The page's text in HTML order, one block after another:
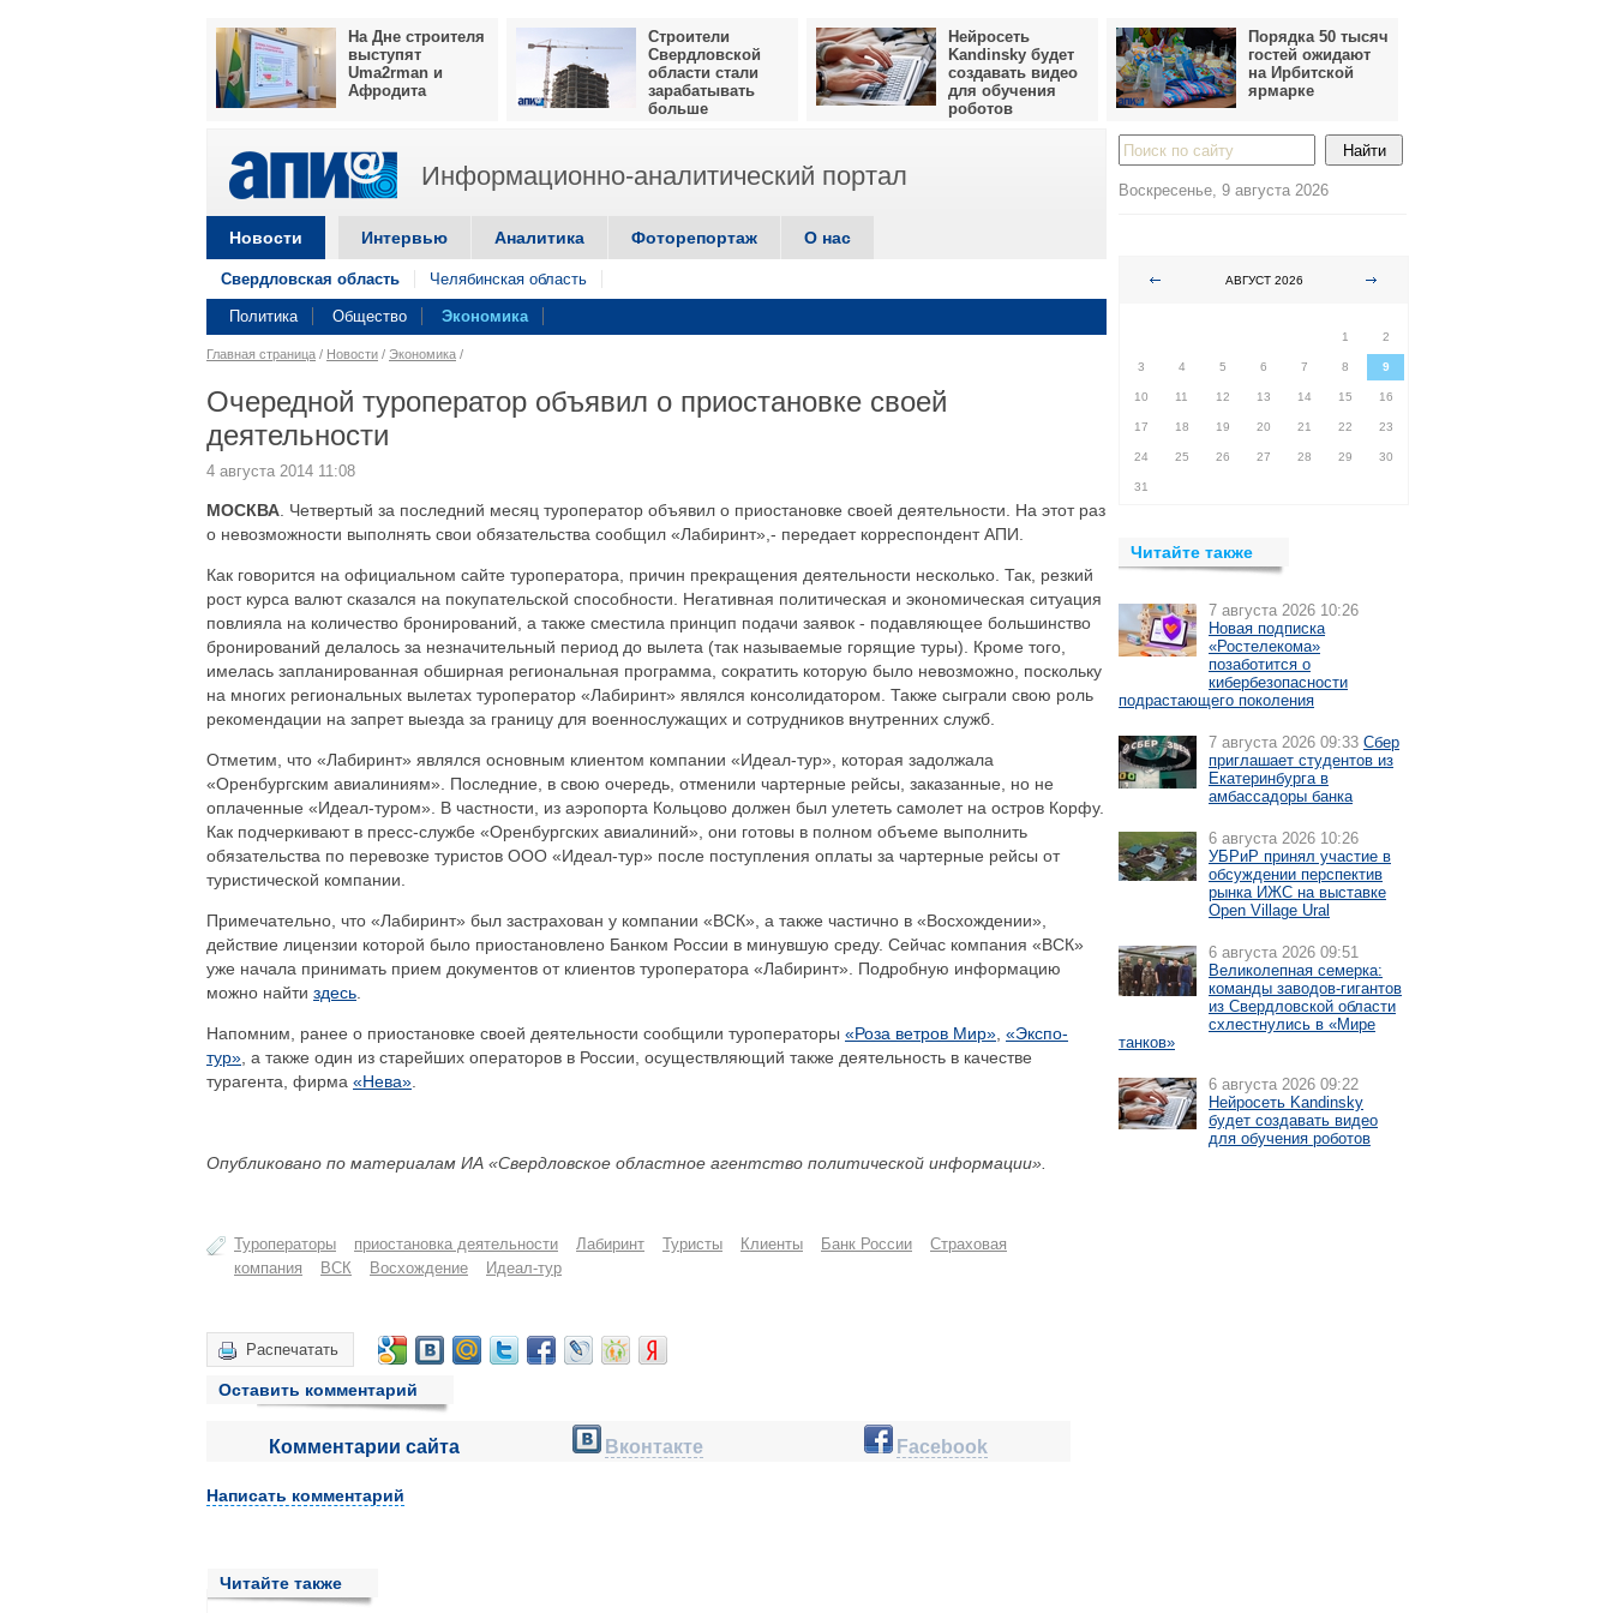
На Дне строителя
выступят
Uma2rman и
Афродита
Строители
Свердловской
области стали
зарабатывать
больше
Нейросеть
Kandinsky будет
создавать видео
для обучения
роботов
Порядка 50 тысяч
гостей ожидают
на Ирбитской
ярмарке
Информационно-аналитический портал
Новости Интервью Аналитика Фоторепортаж О нас
Свердловская область Челябинская область
Политика Общество Экономика
Главная страница / Новости / Экономика /
Очередной туроператор объявил о приостановке своей
деятельности
4 августа 2014 11:08
МОСКВА . Четвертый за последний месяц туроператор объявил о приостановке своей деятельности. На этот раз
о невозможности выполнять свои обязательства сообщил «Лабиринт»,- передает корреспондент АПИ.
Как говорится на официальном сайте туроператора, причин прекращения деятельности несколько. Так, резкий
рост курса валют сказался на покупательской способности. Негативная политическая и экономическая ситуация
повлияла на количество бронирований, а также сместила принцип подачи заявок - подавляющее большинство
бронирований делалось за незначительный период до вылета (так называемые горящие туры). Кроме того,
имелась запланированная обширная региональная программа, сократить которую было невозможно, поскольку
на многих региональных вылетах туроператор «Лабиринт» являлся консолидатором. Также сыграли свою роль
рекомендации на запрет выезда за границу для военнослужащих и сотрудников внутренних служб.
Отметим, что «Лабиринт» являлся основным клиентом компании «Идеал-тур», которая задолжала
«Оренбургским авиалиниям». Последние, в свою очередь, отменили чартерные рейсы, заказанные, но не
оплаченные «Идеал-туром». В частности, из аэропорта Кольцово должен был улететь самолет на остров Корфу.
Как подчеркивают в пресс-службе «Оренбургских авиалиний», они готовы в полном объеме выполнить
обязательства по перевозке туристов ООО «Идеал-тур» после поступления оплаты за чартерные рейсы от
туристической компании.
Примечательно, что «Лабиринт» был застрахован у компании «ВСК», а также частично в «Восхождении»,
действие лицензии которой было приостановлено Банком России в минувшую среду. Сейчас компания «ВСК»
уже начала принимать прием документов от клиентов туроператора «Лабиринт». Подробную информацию
можно найти здесь
Напомним, ранее о приостановке своей деятельности сообщили туроператоры «Роза ветров Мир» «Экспо-
тур» , а также один из старейших операторов в России, осуществляющий также деятельность в качестве
турагента, фирма «Нева»
Опубликовано по материалам ИА «Свердловское областное агентство политической информации».
Туроператоры приостановка деятельности Лабиринт Туристы Клиенты Банк России
Страховая
компания
ВСК Восхождение Идеал-тур
Распечатать
Оставить комментарий
Комментарии сайта Вконтакте Facebook
Написать комментарий
Читайте также
Воскресенье, 9 августа 2026
АВГУСТ 2026
1
2
3 4 5 6 7 8 9
10 11 12 13 14 15 16
17 18 19 20 21 22 23
24 25 26 27 28 29 30
31
Читайте также
7 августа 2026 10:26
Новая подписка
«Ростелекома»
позаботится о
кибербезопасности
подрастающего поколения
7 августа 2026 09:33 Сбер
приглашает студентов из
Екатеринбурга в
амбассадоры банка
6 августа 2026 10:26
УБРиР принял участие в
обсуждении перспектив
рынка ИЖС на выставке
Open Village Ural
6 августа 2026 09:51
Великолепная семерка:
команды заводов-гигантов
из Свердловской области
схлестнулись в «Мире
танков»
6 августа 2026 09:22
Нейросеть Kandinsky
будет создавать видео
для обучения роботов